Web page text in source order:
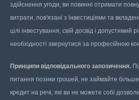
здійснення угоди, ви повинні отримати
витрати, пов'язані з інвестиціями та
цілі інвестування, свій досвід і допустимий
необхідності звернутися за професійною
Принципи відповідального запозичення.
питання позики грошей, не займайте
кредит на речі, які ви не можете собі